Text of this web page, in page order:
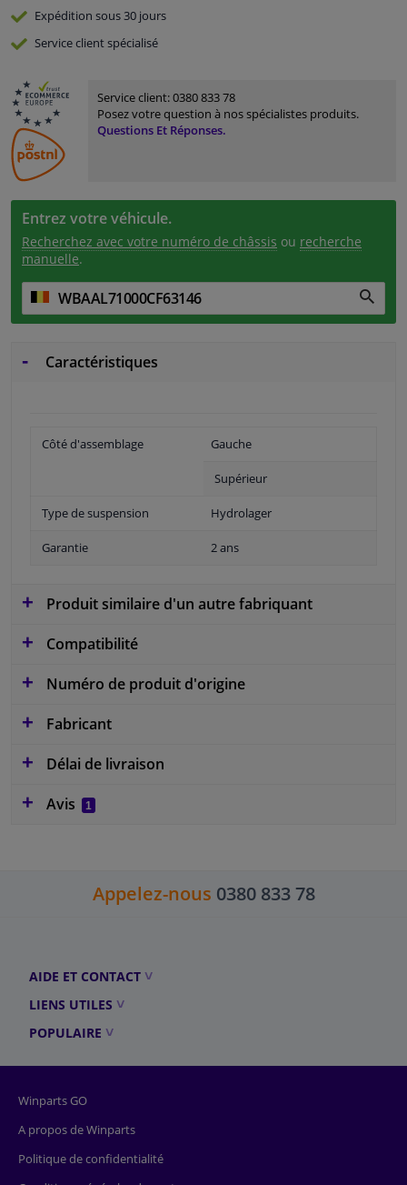
Expédition sous 30 jours
Serviceclient spécialisé
Service client:0380 833 78
Posez votre question à nos spécialistes produits.
Questions Et Réponses.
Entrez votre véhicule.
Recherchez avec votre numéro de châssis ou recherche
manuelle.
Caractéristiques
Côté d'assemblage Gauche
Supérieur
Type de suspension Hydrolager
Garantie 2 ans
Produit similaire d'un autre fabriquant
Compatibilité
Numéro de produit d'origine
Fabricant
Délai de livraison
Avis
1
Appelez-nous 0380 833 78
AIDE ET CONTACT
LIENS UTILES
POPULAIRE
Winparts GO
A propos de Winparts
Politique de confidentialité